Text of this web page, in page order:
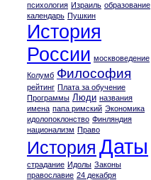
психология Израиль образование
календарь Пушкин
История
России москвоведение
Колумб Философия
рейтинг Плата за обучение
Программы Люди названия
имена папа римский Экономика
идолопоклонство Финляндия
национализм Право
История Даты
страдание Идолы Законы
православие 24 декабря